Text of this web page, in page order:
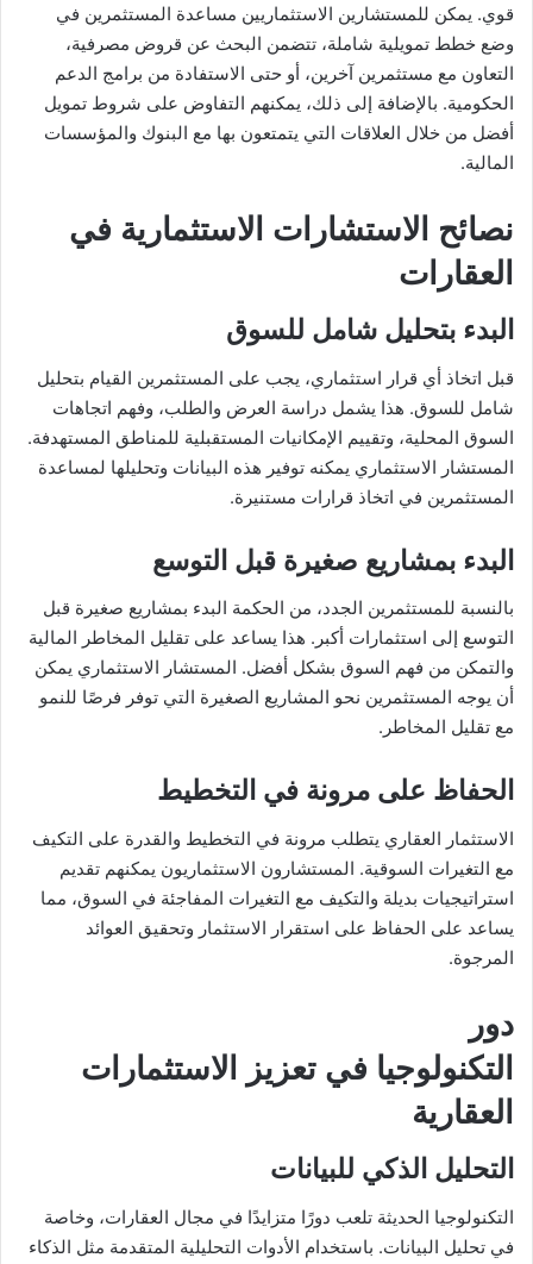
قوي. يمكن للمستشارين الاستثماريين مساعدة المستثمرين في
وضع خطط تمويلية شاملة، تتضمن البحث عن قروض مصرفية،
التعاون مع مستثمرين آخرين، أو حتى الاستفادة من برامج الدعم
الحكومية. بالإضافة إلى ذلك، يمكنهم التفاوض على شروط تمويل
أفضل من خلال العلاقات التي يتمتعون بها مع البنوك والمؤسسات
المالية.
نصائح الاستشارات الاستثمارية في
العقارات
البدء بتحليل شامل للسوق
قبل اتخاذ أي قرار استثماري، يجب على المستثمرين القيام بتحليل
شامل للسوق. هذا يشمل دراسة العرض والطلب، وفهم اتجاهات
السوق المحلية، وتقييم الإمكانيات المستقبلية للمناطق المستهدفة.
المستشار الاستثماري يمكنه توفير هذه البيانات وتحليلها لمساعدة
المستثمرين في اتخاذ قرارات مستنيرة.
البدء بمشاريع صغيرة قبل التوسع
بالنسبة للمستثمرين الجدد، من الحكمة البدء بمشاريع صغيرة قبل
التوسع إلى استثمارات أكبر. هذا يساعد على تقليل المخاطر المالية
والتمكن من فهم السوق بشكل أفضل. المستشار الاستثماري يمكن
أن يوجه المستثمرين نحو المشاريع الصغيرة التي توفر فرصًا للنمو
مع تقليل المخاطر.
الحفاظ على مرونة في التخطيط
الاستثمار العقاري يتطلب مرونة في التخطيط والقدرة على التكيف
مع التغيرات السوقية. المستشارون الاستثماريون يمكنهم تقديم
استراتيجيات بديلة والتكيف مع التغيرات المفاجئة في السوق، مما
يساعد على الحفاظ على استقرار الاستثمار وتحقيق العوائد
المرجوة.
دور
التكنولوجيا في تعزيز الاستثمارات
العقارية
التحليل الذكي للبيانات
التكنولوجيا الحديثة تلعب دورًا متزايدًا في مجال العقارات، وخاصة
في تحليل البيانات. باستخدام الأدوات التحليلية المتقدمة مثل الذكاء